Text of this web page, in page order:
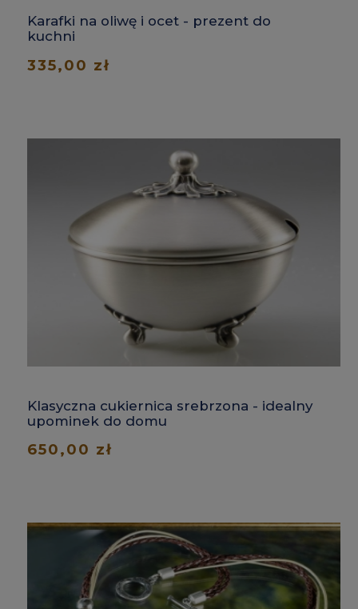
Karafki na oliwę i ocet - prezent do
kuchni
335,00 zł
Klasyczna cukiernica srebrzona - idealny
upominek do domu
650,00 zł